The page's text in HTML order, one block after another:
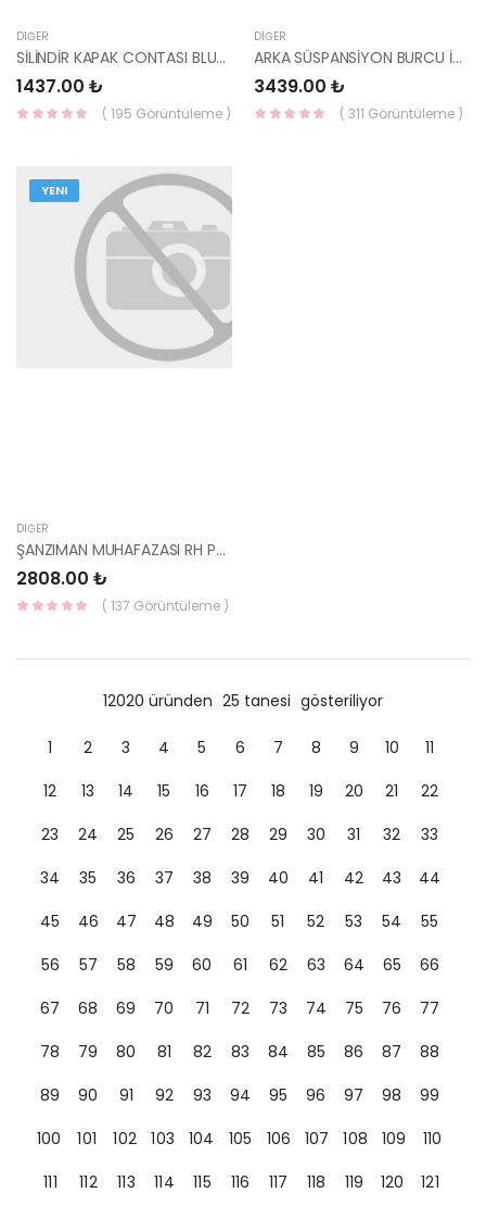
DIĞER
SİLİNDİR KAPAK CONTASI BLUE 1.4 (6 İLERİ) / İ20 15- 1.4 BNZ 22311-03445 HMC
1437.00 ₺
( 195 Görüntüleme )
DIĞER
ARKA SÜSPANSİYON BURCU İX35 55215-2S200-HMC
3439.00 ₺
( 311 Görüntüleme )
YENI
DIĞER
ŞANZIMAN MUHAFAZASI RH PORTER 29145-4F000-HMC
2808.00 ₺
( 137 Görüntüleme )
12020 üründen 25 tanesi gösteriliyor
1 2 3 4 5 6 7 8 9 10
11
12
13 14 15 16 17 18 19 20 21
22
23
24 25 26 27 28 29 30 31 32
33
34
35 36 37 38 39 40 41 42 43
44
45
46 47 48 49 50 51 52 53 54
55
56
57 58 59 60 61 62 63 64 65
66
67
68 69 70 71 72 73 74 75 76
77
78
79 80 81 82 83 84 85 86 87
88
89
90 91 92 93 94 95 96 97 98
99
100
101 102 103 104 105 106 107 108 109
110
111
112 113 114 115 116 117 118 119 120
121